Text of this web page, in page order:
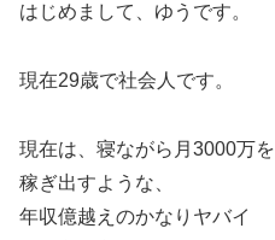
はじめまして、ゆうです。
現在29歳で社会人です。
現在は、寝ながら月3000万を
稼ぎ出すような、
年収億越えのかなりヤバイ